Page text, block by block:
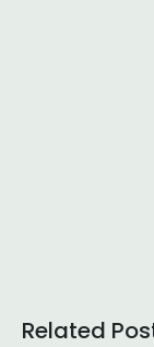
Related